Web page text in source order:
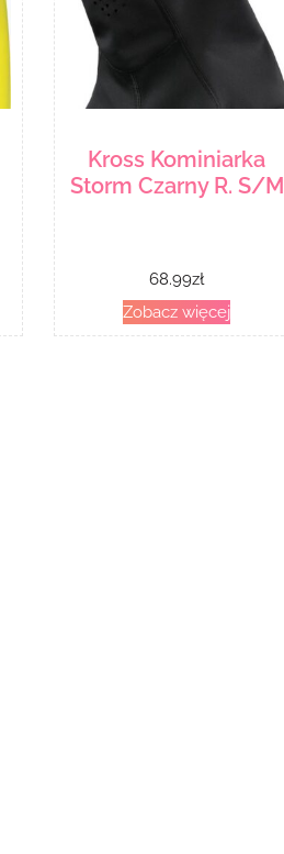
Kross Kominiarka
Storm Czarny R. S/M
68.99zł
Zobacz więcej